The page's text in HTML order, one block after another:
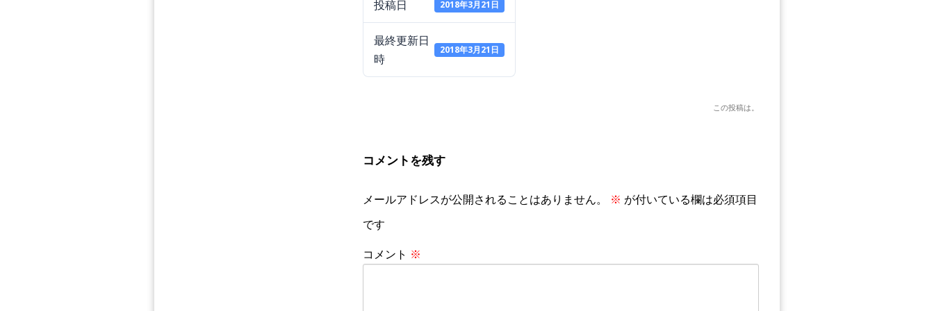
投稿日 2018年3月21日
最終更新日
時
2018年3月21日
この投稿は
コメントを残す
メールアドレスが公開されることはありません。 ※ が付いている欄は必須項目
です
コメント ※